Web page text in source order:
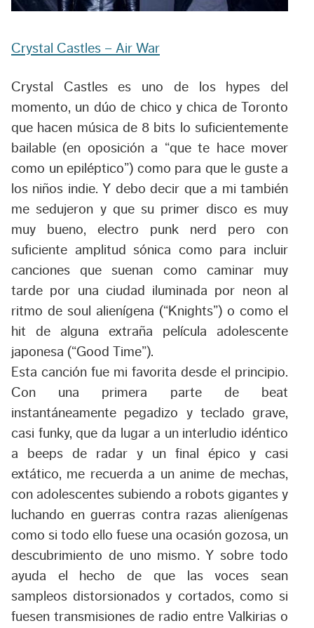
Crystal Castles – Air War
Crystal Castles es uno de los hypes del
momento, un dúo de chico y chica de Toronto
que hacen música de 8 bits lo suficientemente
bailable (en oposición a “que te hace mover
como un epiléptico”) como para que le guste a
los niños indie. Y debo decir que a mi también
me sedujeron y que su primer disco es muy
muy bueno, electro punk nerd pero con
suficiente amplitud sónica como para incluir
canciones que suenan como caminar muy
tarde por una ciudad iluminada por neon al
ritmo de soul alienígena (“Knights”) o como el
hit de alguna extraña película adolescente
japonesa (“Good Time”).
Esta canción fue mi favorita desde el principio.
Con una primera parte de beat
instantáneamente pegadizo y teclado grave,
casi funky, que da lugar a un interludio idéntico
a beeps de radar y un final épico y casi
extático, me recuerda a un anime de mechas,
con adolescentes subiendo a robots gigantes y
luchando en guerras contra razas alienígenas
como si todo ello fuese una ocasión gozosa, un
descubrimiento de uno mismo. Y sobre todo
ayuda el hecho de que las voces sean
sampleos distorsionados y cortados, como si
fuesen transmisiones de radio entre Valkirias o